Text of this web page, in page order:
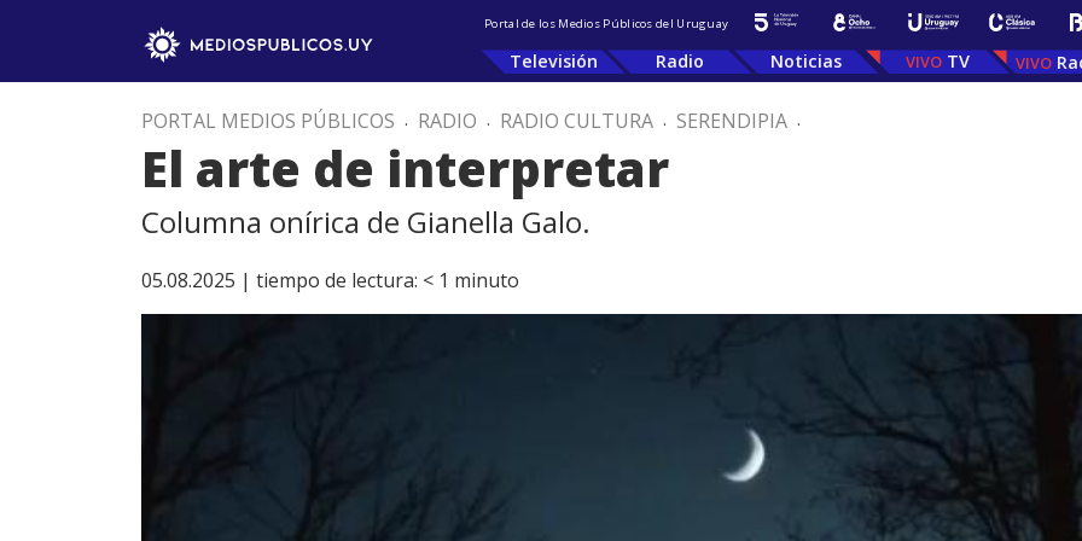
Portal de los Medios Públicos del Uruguay
Televisión Radio Noticias TV
PORTAL MEDIOS PÚBLICOS . RADIO . RADIO CULTURA . SERENDIPIA .
El arte de interpretar
Columna onírica de Gianella Galo.
05.08.2025 | tiempo de lectura: < 1 minuto